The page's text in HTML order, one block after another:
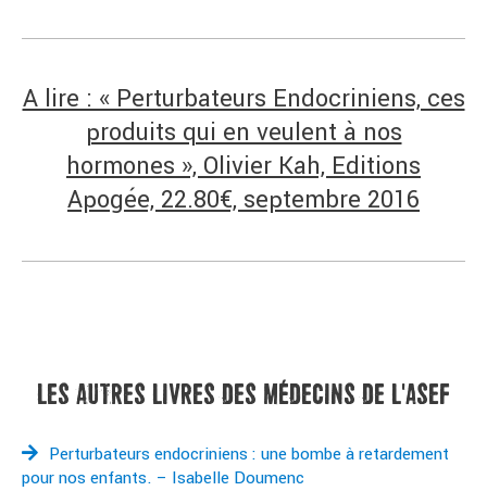
A lire : « Perturbateurs Endocriniens, ces
produits qui en veulent à nos
hormones », Olivier Kah, Editions
Apogée, 22.80€, septembre 2016
LES AUTRES LIVRES DES MÉDECINS DE L'ASEF
Perturbateurs endocriniens : une bombe à retardement
pour nos enfants. – Isabelle Doumenc